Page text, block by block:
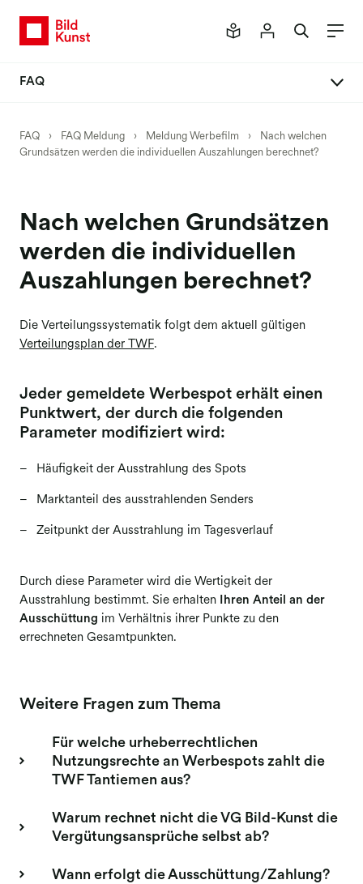
FAQ
Neues Mitgliederportal
Meldung Buch
Meldung Einzelbilder
Meldung Honorar
Meldung Kunst am Bau
Meldung Bildagenturen
Meldung Buchverlage
Meldung Werbefilm
FAQ › FAQ Meldung › Meldung Werbefilm ›
Nach welchen
Grundsätzen werden die individuellen Auszahlungen berechnet?
Nach welchen Grundsätzen
werden die individuellen
Auszahlungen berechnet?
Die Verteilungssystematik folgt dem aktuell gültigen
Verteilungsplan der TWF.
Jeder gemeldete Werbespot erhält einen
Punktwert, der durch die folgenden
Parameter modifiziert wird:
Häufigkeit der Ausstrahlung des Spots
Marktanteil des ausstrahlenden Senders
Zeitpunkt der Ausstrahlung im Tagesverlauf
Durch diese Parameter wird die Wertigkeit der
Ausstrahlung bestimmt. Sie erhalten
Ihren Anteil an der
Ausschüttung im Verhältnis ihrer Punkte zu den
errechneten Gesamtpunkten.
Weitere Fragen zum Thema
Für welche urheberrechtlichen
Nutzungsrechte an Werbespots zahlt die
TWF Tantiemen aus?
Warum rechnet nicht die VG Bild-Kunst die
Vergütungsansprüche selbst ab?
Wann erfolgt die Ausschüttung/Zahlung?